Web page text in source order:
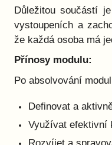
Důležitou součástí
vystoupeních a
že každá osoba má
Přínosy modulu:
Po absolvování
Definovat a
Využívat efektivní